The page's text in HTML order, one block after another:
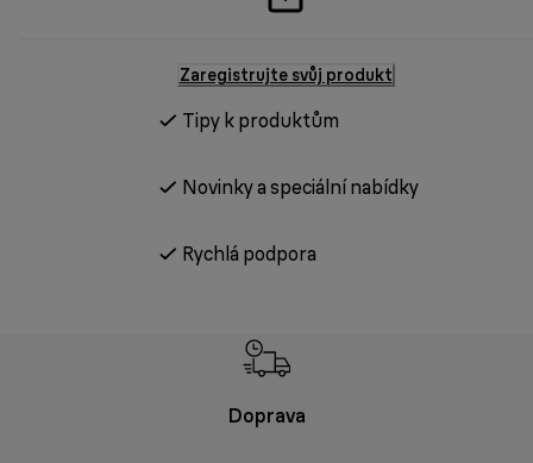
Zaregistrujte svůj produkt
Tipy k produktům
Novinky a speciální nabídky
Rychlá podpora
Doprava